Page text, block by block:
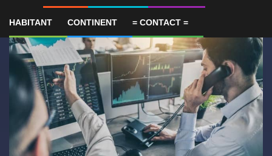
HABITANT CONTINENT = CONTACT =